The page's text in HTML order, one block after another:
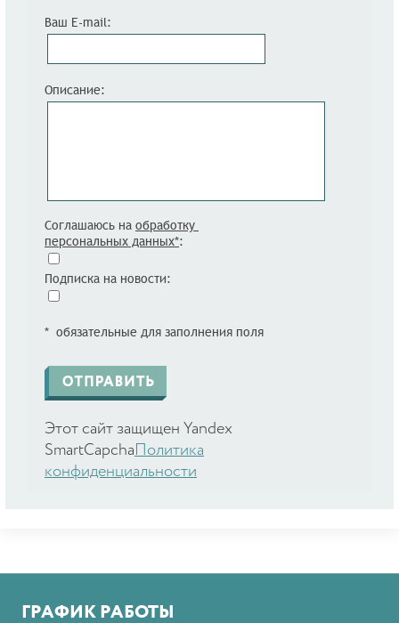
Ваш E-mail:
Описание:
Соглашаюсь на обработку
персональных данных*:
Подписка на новости:
* обязательные для заполнения поля
Этот сайт защищен Yandex
SmartCapcha Политика
конфиденциальности
ГРАФИК РАБОТЫ